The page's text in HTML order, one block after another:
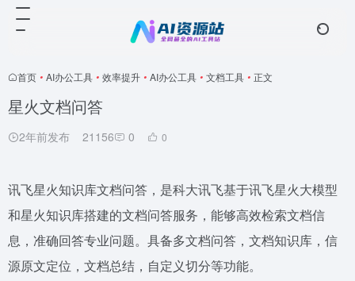
首页 • AI办公工具 • 效率提升 • AI办公工具 • 文档工具 • 正文
星火文档问答
2年前发布 21156 0 0
讯飞星火知识库文档问答，是科大讯飞基于讯飞星火大模型
和星火知识库搭建的文档问答服务，能够高效检索文档信
息，准确回答专业问题。具备多文档问答，文档知识库，信
源原文定位，文档总结，自定义切分等功能。